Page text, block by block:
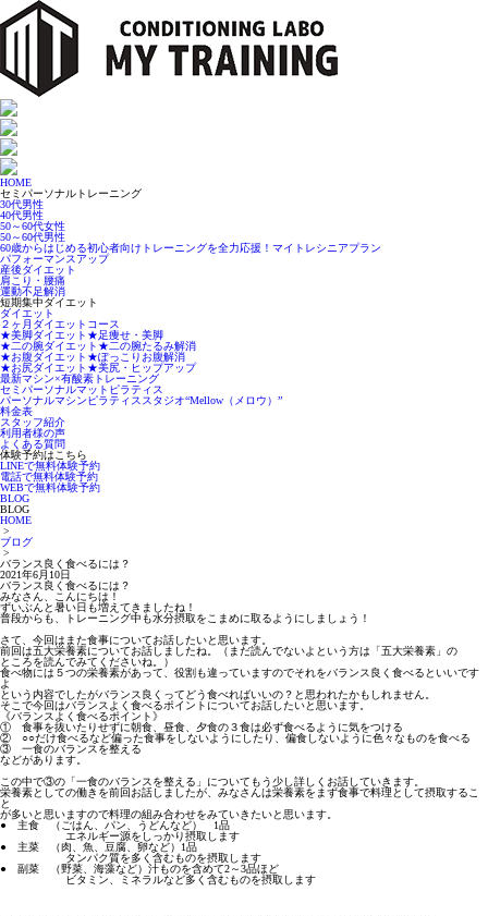
HOME
セミパーソナルトレーニング
30代男性
40代男性
50～60代女性
50～60代男性
60歳からはじめる初心者向けトレーニングを全力応援！マイトレシニアプラン
パフォーマンスアップ
産後ダイエット
肩こり・腰痛
運動不足解消
短期集中ダイエット
ダイエット
２ヶ月ダイエットコース
★美脚ダイエット★足痩せ・美脚
★二の腕ダイエット★二の腕たるみ解消
★お腹ダイエット★ぽっこりお腹解消
★お尻ダイエット★美尻・ヒップアップ
最新マシン×有酸素トレーニング
セミパーソナルマットピラティス
パーソナルマシンピラティススタジオ“Mellow（メロウ）”
料金表
スタッフ紹介
利用者様の声
よくある質問
体験予約はこちら
LINEで無料体験予約
電話で無料体験予約
WEBで無料体験予約
BLOG
BLOG
HOME
>
ブログ
>
バランス良く食べるには？
2021年6月10日
バランス良く食べるには？
みなさん、こんにちは！
ずいぶんと暑い日も増えてきましたね！
普段からも、トレーニング中も水分摂取をこまめに取るようにしましょう！
さて、今回はまた食事についてお話したいと思います。
前回は五大栄養素についてお話しましたね。（まだ読んでないよという方は「五大栄養素」の
ところを読んでみてくださいね。）
食べ物には５つの栄養素があって、役割も違っていますのでそれをバランス良く食べるといいです
よ
という内容でしたがバランス良くってどう食べればいいの？と思われたかもしれません。
そこで今回はバランスよく食べるポイントについてお話したいと思います。
《バランスよく食べるポイント》
① 食事を抜いたりせずに朝食、昼食、夕食の３食は必ず食べるように気をつける
② ○○だけ食べるなど偏った食事をしないようにしたり、偏食しないように色々なものを食べる
③ 一食のバランスを整える
などがあります。
この中で③の「一食のバランスを整える」についてもう少し詳しくお話していきます。
栄養素としての働きを前回お話しましたが、みなさんは栄養素をまず食事で料理として摂取するこ
と
が多いと思いますので料理の組み合わせをみていきたいと思います。
● 主食 （ごはん、パン、うどんなど） 1品
エネルギー源をしっかり摂取します
● 主菜 （肉、魚、豆腐、卵など）1品
タンパク質を多く含むものを摂取します
● 副菜 （野菜、海藻など）汁ものを含めて2～3品ほど
ビタミン、ミネラルなど多く含むものを摂取します